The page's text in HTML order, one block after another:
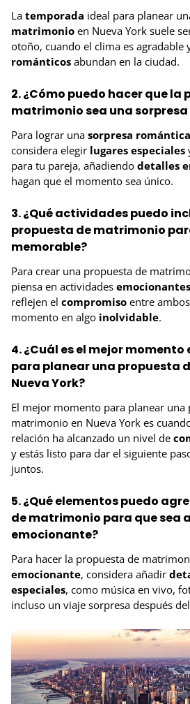
La temporada ideal para planear
matrimonio en Nueva York suele
otoño, cuando el clima es agradable
románticos abundan en la ciudad.
2. ¿Cómo puedo hacer que la
matrimonio sea una
Para lograr una sorpresa romántica
considera elegir lugares especiales
para tu pareja, añadiendo detalles
hagan que el momento sea único.
3. ¿Qué actividades puedo
propuesta de matrimonio
memorable?
Para crear una propuesta de
piensa en actividades emocionantes
reflejen el compromiso entre
momento en algo inolvidable.
4. ¿Cuál es el mejor momento
para planear una propuesta
Nueva York?
El mejor momento para planear una
matrimonio en Nueva York es
relación ha alcanzado un nivel de
y estás listo para dar el siguiente
juntos.
5. ¿Qué elementos puedo
de matrimonio para que sea
emocionante?
Para hacer la propuesta de
emocionante, considera añadir
especiales, como música en vivo,
incluso un viaje sorpresa después